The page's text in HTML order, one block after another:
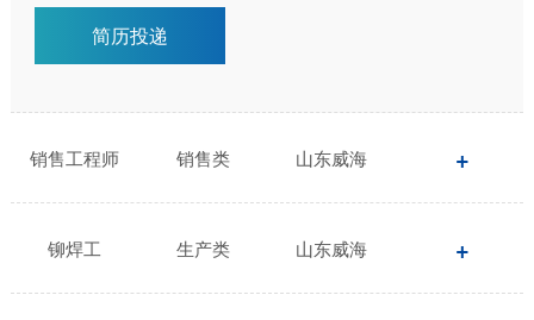
简历投递
销售工程师 销售类 山东威海
铆焊工 生产类 山东威海